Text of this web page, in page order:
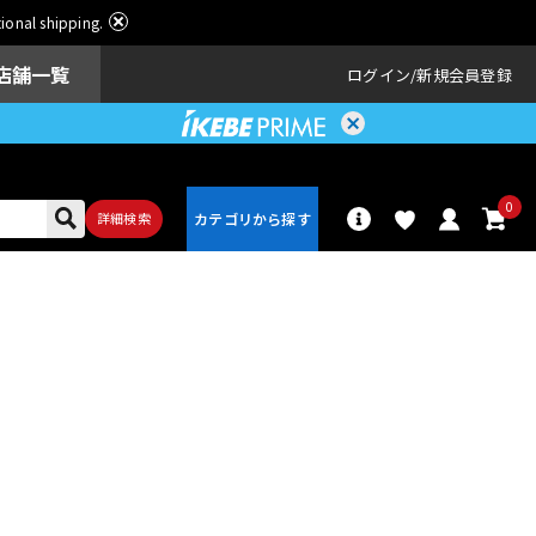
shipping.
舗一覧 ログイン 新規会員登録
詳細検索
0